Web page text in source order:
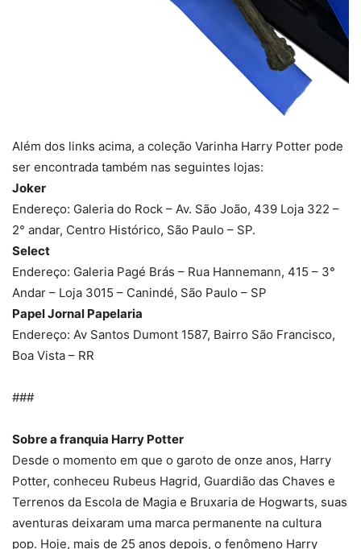
Além dos links acima, a coleção Varinha Harry Potter pode
ser encontrada também nas seguintes lojas:
Joker
Endereço: Galeria do Rock – Av. São João, 439 Loja 322 –
2° andar, Centro Histórico, São Paulo – SP.
Select
Endereço: Galeria Pagé Brás – Rua Hannemann, 415 – 3°
Andar – Loja 3015 – Canindé, São Paulo – SP
Papel Jornal Papelaria
Endereço: Av Santos Dumont 1587, Bairro São Francisco,
Boa Vista – RR
###
Sobre a franquia Harry Potter
Desde o momento em que o garoto de onze anos, Harry
Potter, conheceu Rubeus Hagrid, Guardião das Chaves e
Terrenos da Escola de Magia e Bruxaria de Hogwarts, suas
aventuras deixaram uma marca permanente na cultura
pop. Hoje, mais de 25 anos depois, o fenômeno Harry